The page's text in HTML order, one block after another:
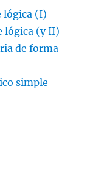
lógica (I)
lógica (y II)
de forma
simple